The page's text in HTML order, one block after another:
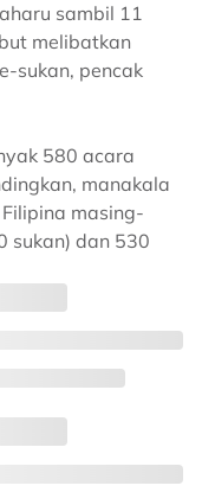
sambil 11
melibatkan
sukan, pencak
580 acara
manakala
masing-
sukan) dan 530